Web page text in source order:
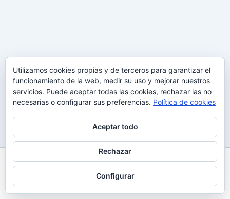
Todos los derechos © 2026 Uy Perdón
Utilizamos cookies propias y de terceros para garantizar el
funcionamiento de la web, medir su uso y mejorar nuestros
servicios. Puede aceptar todas las cookies, rechazar las no
necesarias o configurar sus preferencias. Política de cookies
Aceptar todo
Rechazar
Configurar